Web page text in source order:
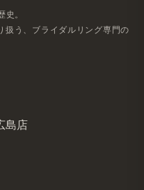
。
扱う、​ブライダルリング専門の​
島店